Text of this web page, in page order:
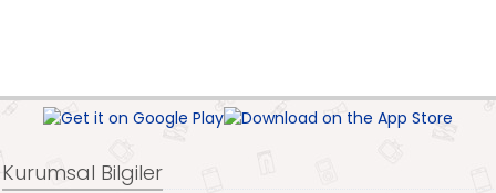
Kurumsal Bilgiler